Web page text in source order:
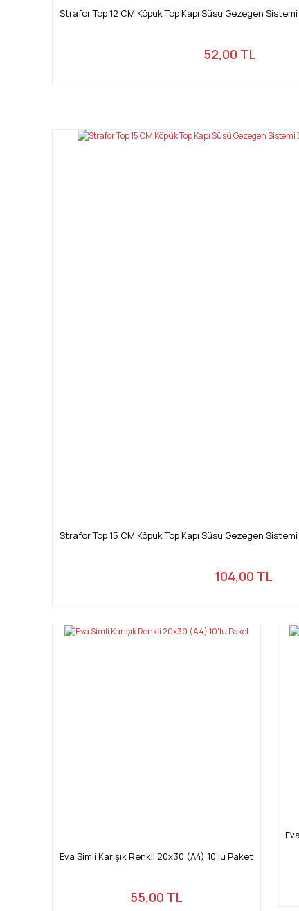
Strafor Top 12 CM Köpük Top Kapı Süsü Gezegen
52,00 TL
Strafor Top 15 CM Köpük Top Kapı Süsü Gezegen
104,00 TL
Eva Simli Karışık Renkli 20x30 (A4) 10'lu Paket
55,00 TL